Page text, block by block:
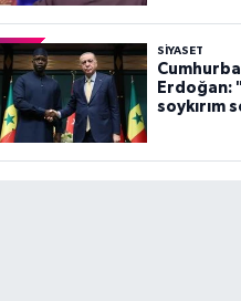
SİYASET
Erdoğan:
soykırım